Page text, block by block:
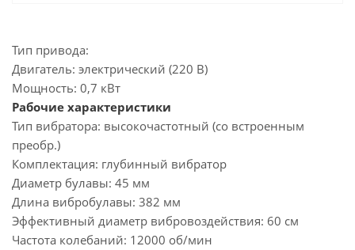
Тип привода:
Двигатель: электрический (220 В)
Мощность: 0,7 кВт
Рабочие характеристики
Тип вибратора: высокочастотный (со встроенным
преобр.)
Комплектация: глубинный вибратор
Диаметр булавы: 45 мм
Длина вибробулавы: 382 мм
Эффективный диаметр вибровоздействия: 60 см
Частота колебаний: 12000 об/мин